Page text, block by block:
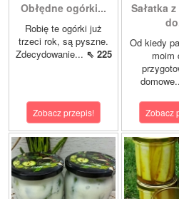
Obłędne ogórki...
Robię te ogórki już
trzeci rok, są pyszne.
Zdecydowanie... ⇖ 225
Zobacz przepis!
Sałatka
Od kiedy
moim
Zobacz